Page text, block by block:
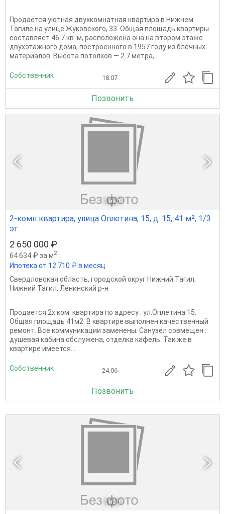
Продаётся уютная двухкомнатная квартира в Нижнем
Тагиле на улице Жуковского, 33. Общая площадь квартиры
составляет 46.7 кв. м, расположена она на втором этаже
двухэтажного дома, построенного в 1957 году из блочных
материалов. Высота потолков — 2.7 метра,...
Собственник 18.07
Позвонить
1 из 1
2-комн квартира, улица Оплетина, 15, д. 15, 41 м², 1/3
эт.
2 650 000 ₽
64 634 ₽ за м2
Ипотека от 12 710 ₽ в месяц
Свердловская область, городской округ Нижний Тагил,
Нижний Тагил, Ленинский р-н
Продается 2х ком. квартира по адресу : ул.Оплетина 15.
Общая площадь 41м2. В квартире выполнен качественный
ремонт. Все коммуникации заменены. Санузел совмещен :
душевая кабина обслужена, отделка кафель. Так же в
квартире имеется...
Собственник 24.06
Позвонить
1 из 1